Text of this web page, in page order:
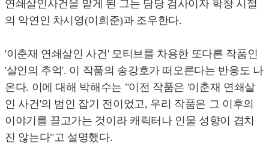
연쇄살인사건을 맡게 된 그는 담당 검사이자 학창 시절
의 악연인 차시영(이희준)과 조우한다.
'이춘재 연쇄살인 사건' 모티브를 차용한 또다른 작품인
'살인의 추억'. 이 작품의 송강호가 떠오른다는 반응도 나
온다. 이에 대해 박해수는 "이전 작품은 '이춘재 연쇄살
인 사건'의 범인 잡기 전이었고, 우리 작품은 그 이후의
이야기를 끌고가는 것이라 캐릭터나 인물 성향이 겹치
진 않는다"고 설명했다.